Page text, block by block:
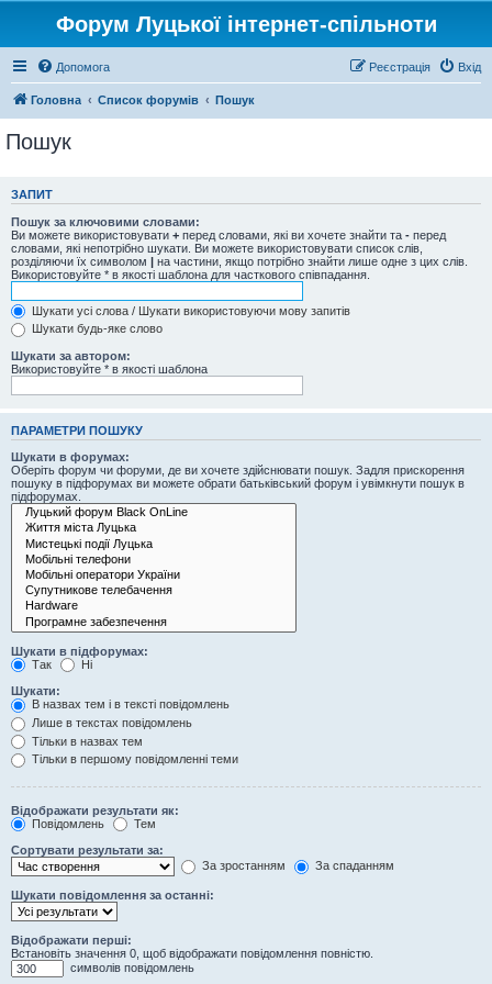
Форум Луцької інтернет-спільноти
Допомога Вхід
Реєстрація
Головна Список форумів Пошук
Пошук
ЗАПИТ
Пошук за ключовими словами:
Ви можете використовувати + перед словами, які ви хочете знайти та - перед
словами, які непотрібно шукати. Ви можете використовувати список слів,
розділяючи їх символом | на частини, якщо потрібно знайти лише одне з цих слів.
Використовуйте * в якості шаблона для часткового співпадання.
Шукати усі слова / Шукати використовуючи мову запитів
Шукати будь-яке слово
Шукати за автором:
Використовуйте * в якості шаблона
ПАРАМЕТРИ ПОШУКУ
Шукати в форумах:
Оберіть форум чи форуми, де ви хочете здійснювати пошук. Задля прискорення
пошуку в підфорумах ви можете обрати батьківський форум і увімкнути пошук в
підфорумах.
Шукати в підфорумах:
Так
Ні
Шукати:
В назвах тем і в тексті повідомлень
Лише в текстах повідомлень
Тільки в назвах тем
Тільки в першому повідомленні теми
Відображати результати як:
Повідомлень
Тем
Сортувати результати за:
За зростанням
За спаданням
Шукати повідомлення за останні:
Відображати перші:
Встановіть значення 0, щоб відображати повідомлення повністю.
символів повідомлень